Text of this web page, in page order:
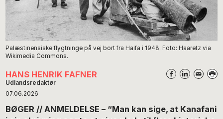
Palæstinensiske flygtninge på vej bort fra Haifa i 1948. Foto: Haaretz via
Wikimedia Commons.
HANS HENRIK FAFNER
Udlandsredaktør
07.06.2026
BØGER // ANMELDELSE – “Man kan sige, at Kanafani